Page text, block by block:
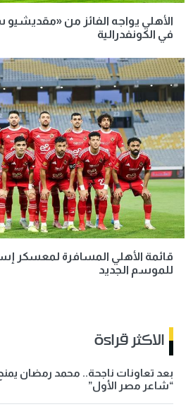
الأهلي يواجه الفائز من «مقديشيو
في الكونفدرالية
قائمة الأهلي المسافرة لمعسكر
للموسم الجديد
الاكثر قراءة
بعد تعاونات ناجحة.. محمد رمضان
“شاعر مصر الأول”